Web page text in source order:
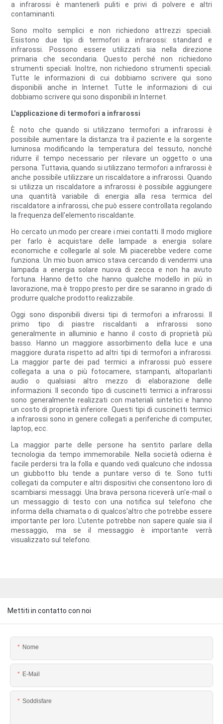
a infrarossi è mantenerli puliti e privi di polvere e altri
contaminanti.
Sono molto semplici e non richiedono attrezzi speciali.
Esistono due tipi di termofori a infrarossi: standard e
infrarossi. Possono essere utilizzati sia nella direzione
primaria che secondaria. Questo perché non richiedono
strumenti speciali. Inoltre, non richiedono strumenti speciali.
Tutte le informazioni di cui dobbiamo scrivere qui sono
disponibili anche in Internet. Tutte le informazioni di cui
dobbiamo scrivere qui sono disponibili in Internet.
L'applicazione di termofori a infrarossi
È noto che quando si utilizzano termofori a infrarossi è
possibile aumentare la distanza tra il paziente e la sorgente
luminosa modificando la temperatura del tessuto, nonché
ridurre il tempo necessario per rilevare un oggetto o una
persona. Tuttavia, quando si utilizzano termofori a infrarossi è
anche possibile utilizzare un riscaldatore a infrarossi. Quando
si utilizza un riscaldatore a infrarossi è possibile aggiungere
una quantità variabile di energia alla resa termica del
riscaldatore a infrarossi, che può essere controllata regolando
la frequenza dell'elemento riscaldante.
Ho cercato un modo per creare i miei contatti. Il modo migliore
per farlo è acquistare delle lampade a energia solare
economiche e collegarle al sole. Mi piacerebbe vedere come
funziona. Un mio buon amico stava cercando di vendermi una
lampada a energia solare nuova di zecca e non ha avuto
fortuna. Hanno detto che hanno qualche modello in più in
lavorazione, ma è troppo presto per dire se saranno in grado di
produrre qualche prodotto realizzabile.
Oggi sono disponibili diversi tipi di termofori a infrarossi. Il
primo tipo di piastre riscaldanti a infrarossi sono
generalmente in alluminio e hanno il costo di proprietà più
basso. Hanno un maggiore assorbimento della luce e una
maggiore durata rispetto ad altri tipi di termofori a infrarossi.
La maggior parte dei pad termici a infrarossi può essere
collegata a una o più fotocamere, stampanti, altoparlanti
audio o qualsiasi altro mezzo di elaborazione delle
informazioni. Il secondo tipo di cuscinetti termici a infrarossi
sono generalmente realizzati con materiali sintetici e hanno
un costo di proprietà inferiore. Questi tipi di cuscinetti termici
a infrarossi sono in genere collegati a periferiche di computer,
laptop, ecc.
La maggior parte delle persone ha sentito parlare della
tecnologia da tempo immemorabile. Nella società odierna è
facile perdersi tra la folla e quando vedi qualcuno che indossa
un giubbotto blu tende a puntare verso di te. Sono tutti
collegati da computer e altri dispositivi che consentono loro di
scambiarsi messaggi. Una brava persona riceverà un'e-mail o
un messaggio di testo con una notifica sul telefono che
informa della chiamata o di qualcos'altro che potrebbe essere
importante per loro. L'utente potrebbe non sapere quale sia il
messaggio, ma se il messaggio è importante verrà
visualizzato sul telefono.
Mettiti in contatto con noi
Nome
E-Mail
Soddisfare